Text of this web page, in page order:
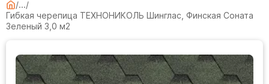
/.../
Гибкая черепица ТЕХНОНИКОЛЬ Шинглас, Финская Соната
Зеленый 3,0 м2